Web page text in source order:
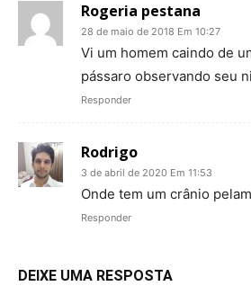
Rogeria pestana
28 de maio de 2018 Em 10:27
Vi um homem caindo de
pássaro observando seu
Responder
Rodrigo
3 de abril de 2020 Em 11:53
Onde tem um crânio
Responder
DEIXE UMA RESPOSTA